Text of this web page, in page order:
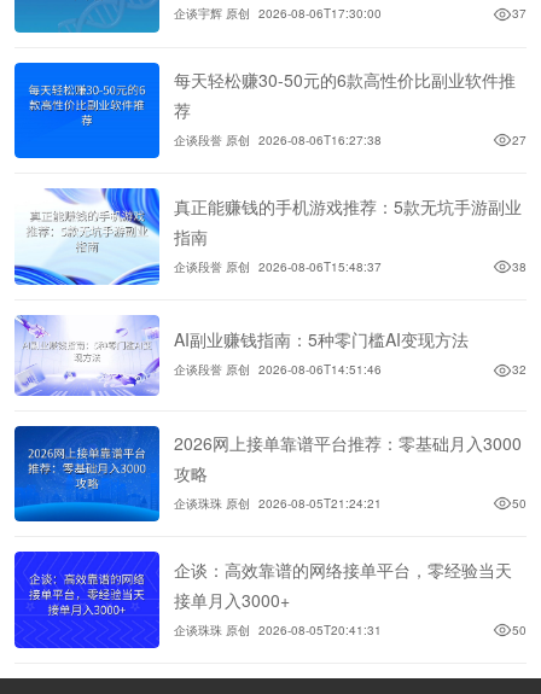
企谈宇辉 原创 2026-08-06T17:30:00 37
每天轻松赚30-50元的6款高性价比副业软件推
荐
企谈段誉 原创 2026-08-06T16:27:38 27
真正能赚钱的手机游戏推荐：5款无坑手游副业
指南
企谈段誉 原创 2026-08-06T15:48:37 38
AI副业赚钱指南：5种零门槛AI变现方法
企谈段誉 原创 2026-08-06T14:51:46 32
2026网上接单靠谱平台推荐：零基础月入3000
攻略
企谈珠珠 原创 2026-08-05T21:24:21 50
企谈：高效靠谱的网络接单平台，零经验当天
接单月入3000+
企谈珠珠 原创 2026-08-05T20:41:31 50